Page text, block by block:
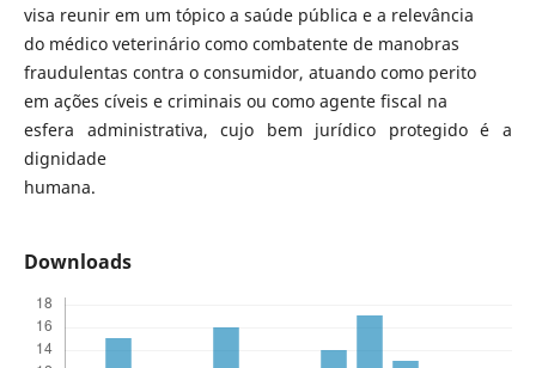
visa reunir em um tópico a saúde pública e a relevância
do médico veterinário como combatente de manobras
fraudulentas contra o consumidor, atuando como perito
em ações cíveis e criminais ou como agente fiscal na
esfera administrativa, cujo bem jurídico protegido é a
dignidade
humana.
Downloads